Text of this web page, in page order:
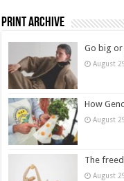
Print Archive
Go big
August
How
August
The
August